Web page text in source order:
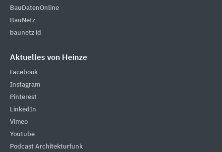
BauDatenOnline
BauNetz
baunetz id
Aktuelles von Heinze
Facebook
Instagram
Pinterest
LinkedIn
Vimeo
Youtube
Podcast Architekturfunk